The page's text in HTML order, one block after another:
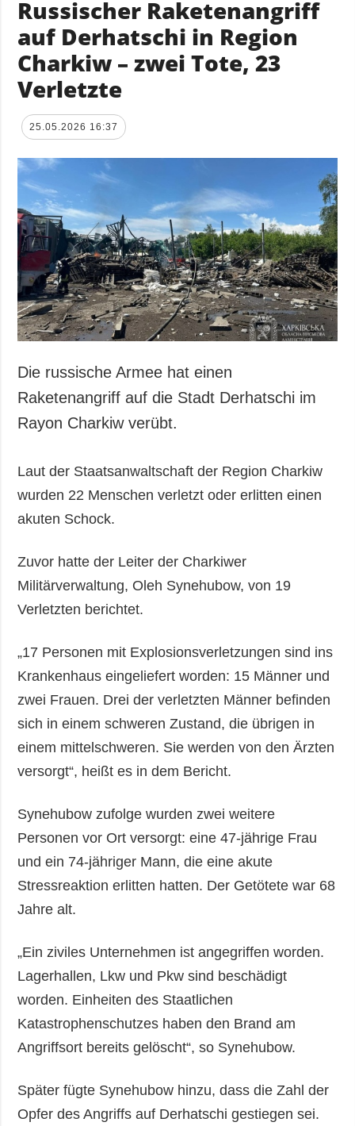
Russischer Raketenangriff
auf Derhatschi in Region
Charkiw – zwei Tote, 23
Verletzte
25.05.2026 16:37
Die russische Armee hat einen
Raketenangriff auf die Stadt Derhatschi im
Rayon Charkiw verübt.
Laut der Staatsanwaltschaft der Region Charkiw
wurden 22 Menschen verletzt oder erlitten einen
akuten Schock.
Zuvor hatte der Leiter der Charkiwer
Militärverwaltung, Oleh Synehubow, von 19
Verletzten berichtet.
„17 Personen mit Explosionsverletzungen sind ins
Krankenhaus eingeliefert worden: 15 Männer und
zwei Frauen. Drei der verletzten Männer befinden
sich in einem schweren Zustand, die übrigen in
einem mittelschweren. Sie werden von den Ärzten
versorgt“, heißt es in dem Bericht.
Synehubow zufolge wurden zwei weitere
Personen vor Ort versorgt: eine 47-jährige Frau
und ein 74-jähriger Mann, die eine akute
Stressreaktion erlitten hatten. Der Getötete war 68
Jahre alt.
„Ein ziviles Unternehmen ist angegriffen worden.
Lagerhallen, Lkw und Pkw sind beschädigt
worden. Einheiten des Staatlichen
Katastrophenschutzes haben den Brand am
Angriffsort bereits gelöscht“, so Synehubow.
Später fügte Synehubow hinzu, dass die Zahl der
Opfer des Angriffs auf Derhatschi gestiegen sei.